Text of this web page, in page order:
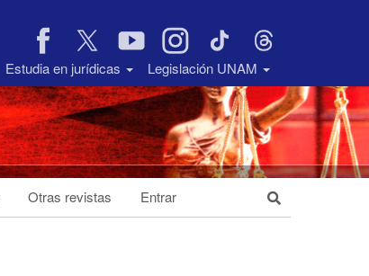
Estudia en jurídicas Legislación UNAM
Otras revistas Entrar